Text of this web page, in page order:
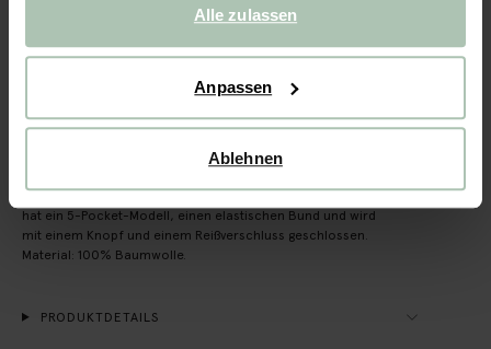
Alle zulassen
Anpassen
Ablehnen
Rechnungskauf möglich
Rote Hose mit weitem Bein der Marke Sissy-Boy. Die Hose
hat ein 5-Pocket-Modell, einen elastischen Bund und wird
mit einem Knopf und einem Reißverschluss geschlossen.
Material: 100% Baumwolle.
PRODUKTDETAILS